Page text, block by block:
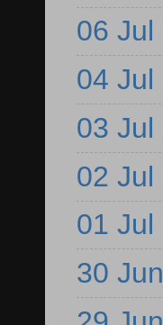
06 Jul
04 Jul
03 Jul
02 Jul
01 Jul
30 Jun